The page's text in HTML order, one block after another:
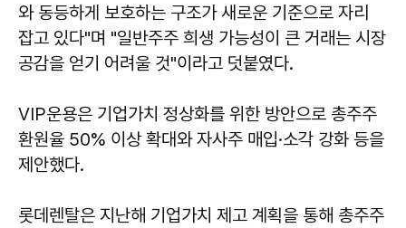
와 동등하게 보호하는 구조가 새로운 기준으로 자리
잡고 있다"며 "일반주주 희생 가능성이 큰 거래는 시장
공감을 얻기 어려울 것"이라고 덧붙였다.
VIP운용은 기업가치 정상화를 위한 방안으로 총주주
환원율 50% 이상 확대와 자사주 매입·소각 강화 등을
제안했다.
롯데렌탈은 지난해 기업가치 제고 계획을 통해 총주주